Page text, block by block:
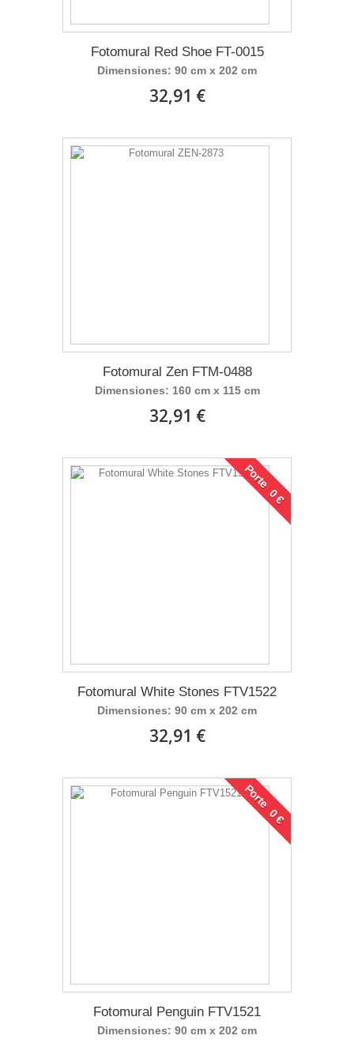
Fotomural Red Shoe FT-0015
Dimensiones: 90 cm x 202 cm
32,91 €
Fotomural Zen FTM-0488
Dimensiones: 160 cm x 115 cm
32,91 €
Porte 0 €
Fotomural White Stones FTV1522
Dimensiones: 90 cm x 202 cm
32,91 €
Porte 0 €
Fotomural Penguin FTV1521
Dimensiones: 90 cm x 202 cm